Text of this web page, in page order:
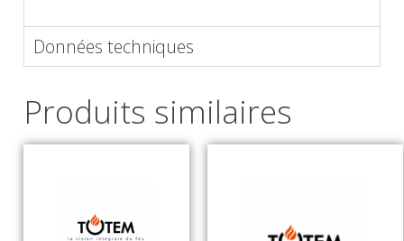
Données techniques
Produits similaires